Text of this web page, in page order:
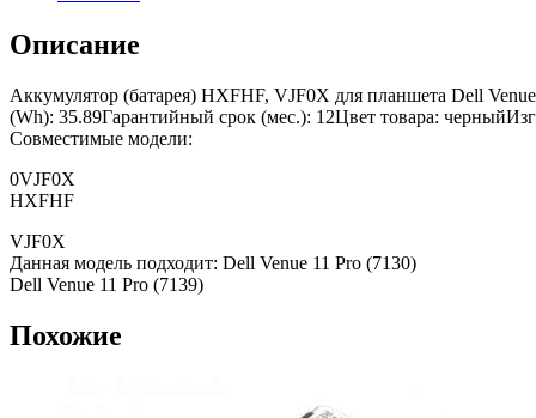
Описание
Аккумулятор (батарея) HXFHF, VJF0X для планшета Dell
(Wh): 35.89Гарантийный срок (мес.): 12Цвет товара:
Совместимые модели:
0VJF0X
HXFHF
VJF0X
Данная модель подходит: Dell Venue 11 Pro (7130)
Dell Venue 11 Pro (7139)
Похожие